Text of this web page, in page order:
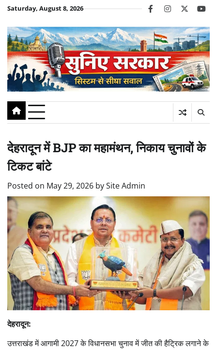
Skip
content
Saturday, August 8, 2026 facebookinstagram
twitter
देहरादून में BJP का महामंथन, निकाय चुनावों के
टिकट बांटे
Posted on May 29, 2026 bySite Admin
देहरादून:
उत्तराखंड में आगामी 2027 के विधानसभा चुनाव में जीत की हैट्रिक लगाने के